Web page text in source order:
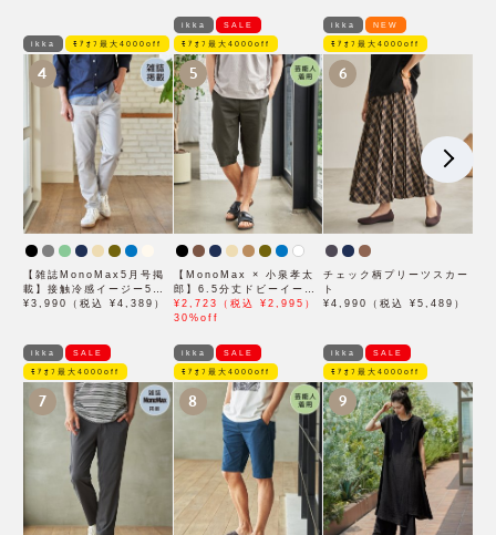
ikka ﾓｱｵﾌ最大4000off
4
【雑誌MonoMax5月号掲
載】接触冷感イージー5ポ
ケット
¥3,990（税込 ¥4,389）
ikka SALE
ﾓｱｵﾌ最大4000off
5
【MonoMax × 小泉孝太
郎】6.5分丈ドビーイージ
ーハーフパンツ「小泉孝太
郎さん着用モデル」
¥2,723（税込 ¥2,995）
30%off
ikka NEW
ﾓｱｵﾌ最大4000off
6
チェック柄プリーツスカー
ト
¥4,990（税込 ¥5,489）
ikka SALE
ﾓｱｵﾌ最大4000off
7
ikka SALE
ﾓｱｵﾌ最大4000off
8
ikka SALE
ﾓｱｵﾌ最大4000off
9